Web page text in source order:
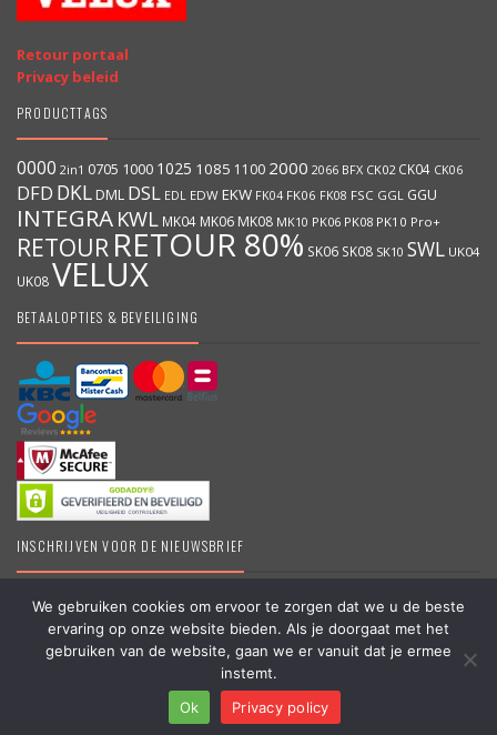
Retour portaal
Privacy beleid
PRODUCTTAGS
0000 2in1 0705 1000 1025 1085 1100 2000 2066 BFX CK02 CK04 CK06
DFD DKL DML DSL EDL EDW EKW FK04 FK06 FK08 FSC GGL GGU
INTEGRA KWL MK04 MK06 MK08 MK10 PK06 PK08 PK10 Pro+
RETOUR RETOUR 80% SK06 SK08 SK10 SWL UK04
UK08VELUX
BETAALOPTIES & BEVEILIGING
INSCHRIJVEN VOOR DE NIEUWSBRIEF
DakraamKopen.be – Erkend VELUX dealer – Grootste online VELUX
shop in België – Originele VELUX producten – Dakramen &
Toebehoren – #koopbelgisch
Copyright © 2006 – 2025 | Partner van
We gebruiken cookies om ervoor te zorgen dat we u de beste
ervaring op onze website bieden. Als je doorgaat met het
gebruiken van de website, gaan we er vanuit dat je ermee
instemt.
Ok
Privacy policy